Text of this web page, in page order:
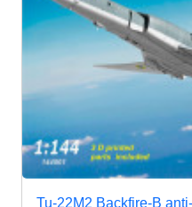
Tu-22M2 Backfire-B